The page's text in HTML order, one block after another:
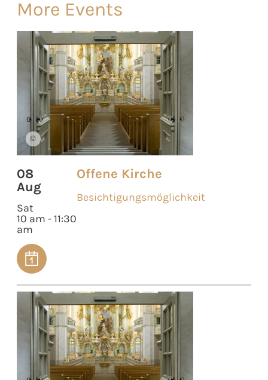
More Events
©
08
Aug
Sat
10 am - 11:30
am
Offene Kirche
Besichtigungsmöglichkeit